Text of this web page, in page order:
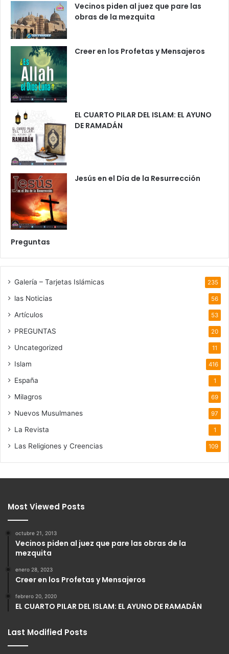
Vecinos piden al juez que pare las
obras de la mezquita
Creer en los Profetas y Mensajeros
EL CUARTO PILAR DEL ISLAM: EL AYUNO
DE RAMADÁN
Jesús en el Día de la Resurrección
Preguntas
Galería – Tarjetas Islámicas 235
las Noticias 56
Artículos 53
PREGUNTAS 20
Uncategorized 11
Islam 416
España 1
Milagros 69
Nuevos Musulmanes 97
La Revista 1
Las Religiones y Creencias 109
Most Viewed Posts
octubre 21, 2013
Vecinos piden al juez que pare las obras de la
mezquita
enero 28, 2023
Creer en los Profetas y Mensajeros
febrero 20, 2020
EL CUARTO PILAR DEL ISLAM: EL AYUNO DE RAMADÁN
Last Modified Posts